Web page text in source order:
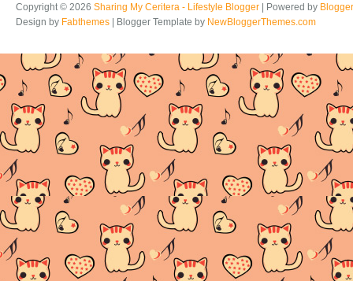
Copyright © 2026 Sharing My Ceritera - Lifestyle Blogger | Powered by Blogger
Design by Fabthemes | Blogger Template by NewBloggerThemes.com